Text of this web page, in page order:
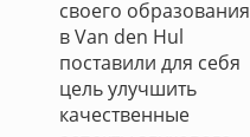
своего образования
в Van den Hul
поставили для себя
цель улучшить
качественные